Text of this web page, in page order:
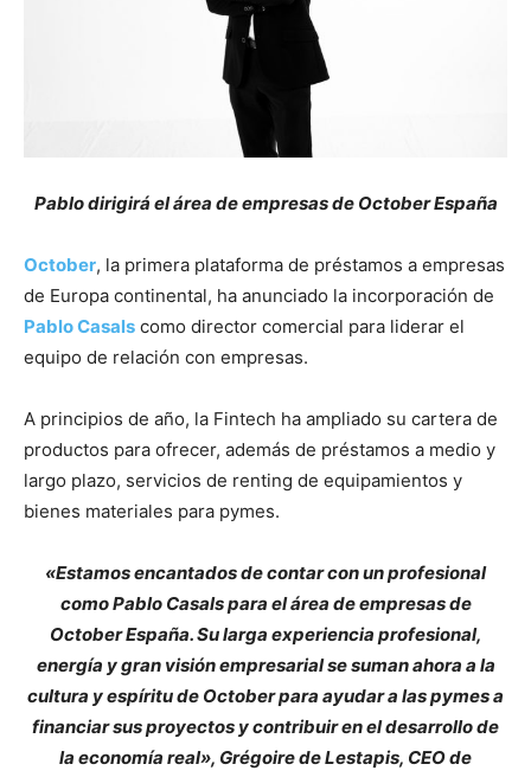
Pablo dirigirá el área de empresas de October España
October, la primera plataforma de préstamos a empresas
de Europa continental, ha anunciado la incorporación de
Pablo Casals como director comercial para liderar el
equipo de relación con empresas.
A principios de año, la Fintech ha ampliado su cartera de
productos para ofrecer, además de préstamos a medio y
largo plazo, servicios de renting de equipamientos y
bienes materiales para pymes.
«Estamos encantados de contar con un profesional
como Pablo Casals para el área de empresas de
October España. Su larga experiencia profesional,
energía y gran visión empresarial se suman ahora a la
cultura y espíritu de October para ayudar a las pymes a
financiar sus proyectos y contribuir en el desarrollo de
la economía real», Grégoire de Lestapis, CEO de